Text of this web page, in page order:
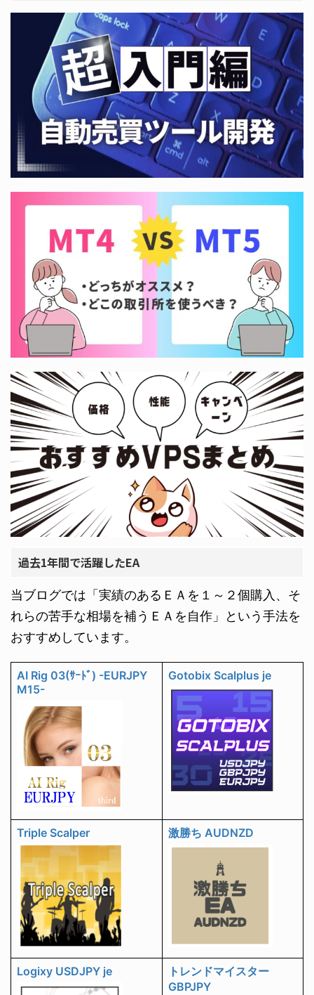
過去1年間で活躍したEA
当ブログでは「実績のあるＥＡを１～２個購入、そ
れらの苦手な相場を補うＥＡを自作」という手法を
おすすめしています。
AI Rig 03(ｻｰﾄﾞ) -EURJPY
M15-
Gotobix Scalplus je
Triple Scalper 激勝ち AUDNZD
Logixy USDJPY je
トレンドマイスター
GBPJPY